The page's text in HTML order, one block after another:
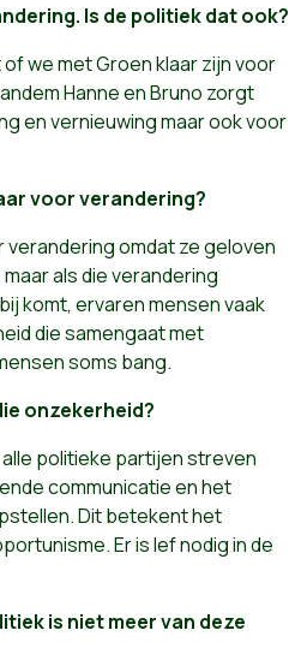
Is de politiek dat ook?
we met Groen klaar zijn voor
Hanne en Bruno zorgt
en vernieuwing maar ook voor
voor verandering?
verandering omdat ze geloven
als die verandering
komt, ervaren mensen vaak
die samengaat met
soms bang.
onzekerheid?
politieke partijen streven
communicatie en het
Dit betekent het
Er is lef nodig in de
is niet meer van deze